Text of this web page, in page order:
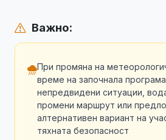
Важно:
При промяна на
време на започнала
непредвидени ситуации,
промени маршрут или
алтернативен вариант на
тяхната безопасност